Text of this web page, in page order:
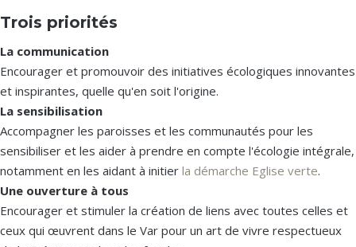
Trois priorités
La communication
Encourager et promouvoir des initiatives écologiques innovantes
et inspirantes, quelle qu'en soit l'origine.
La sensibilisation
Accompagner les paroisses et les communautés pour les
sensibiliser et les aider à prendre en compte l'écologie intégrale,
notamment en les aidant à initier la démarche Eglise verte.
Une ouverture à tous
Encourager et stimuler la création de liens avec toutes celles et
ceux qui œuvrent dans le Var pour un art de vivre respectueux